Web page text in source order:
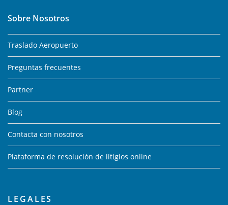
Sobre Nosotros
Traslado Aeropuerto
Preguntas frecuentes
Partner
Blog
Contacta con nosotros
Plataforma de resolución de litigios online
LEGALES